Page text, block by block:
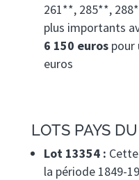
261**, 285**,
plus importants
6 150 eurospour
euros
LOTS PAYS
Lot 13354 :
la période 1849-